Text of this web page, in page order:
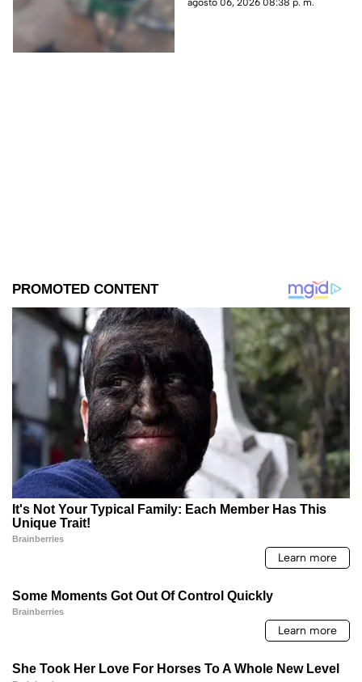
IMAGENES SENSIBLES
agosto 06, 2026 08:38 p. m.